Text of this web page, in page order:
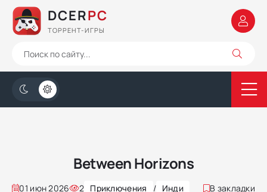
DCERPC
ТОРРЕНТ-ИГРЫ
Between Horizons
01 июн 2026 2 Приключения / Инди В закладки